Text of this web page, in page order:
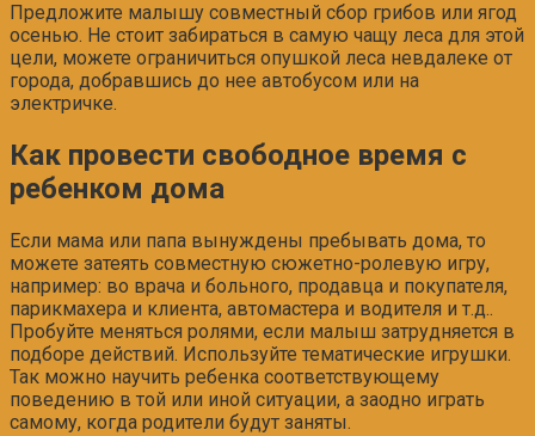
Предложите малышу совместный сбор грибов или ягод
осенью. Не стоит забираться в самую чащу леса для этой
цели, можете ограничиться опушкой леса невдалеке от
города, добравшись до нее автобусом или на
электричке.
Как провести свободное время с
ребенком дома
Если мама или папа вынуждены пребывать дома, то
можете затеять совместную сюжетно-ролевую игру,
например: во врача и больного, продавца и покупателя,
парикмахера и клиента, автомастера и водителя и т.д..
Пробуйте меняться ролями, если малыш затрудняется в
подборе действий. Используйте тематические игрушки.
Так можно научить ребенка соответствующему
поведению в той или иной ситуации, а заодно играть
самому, когда родители будут заняты.